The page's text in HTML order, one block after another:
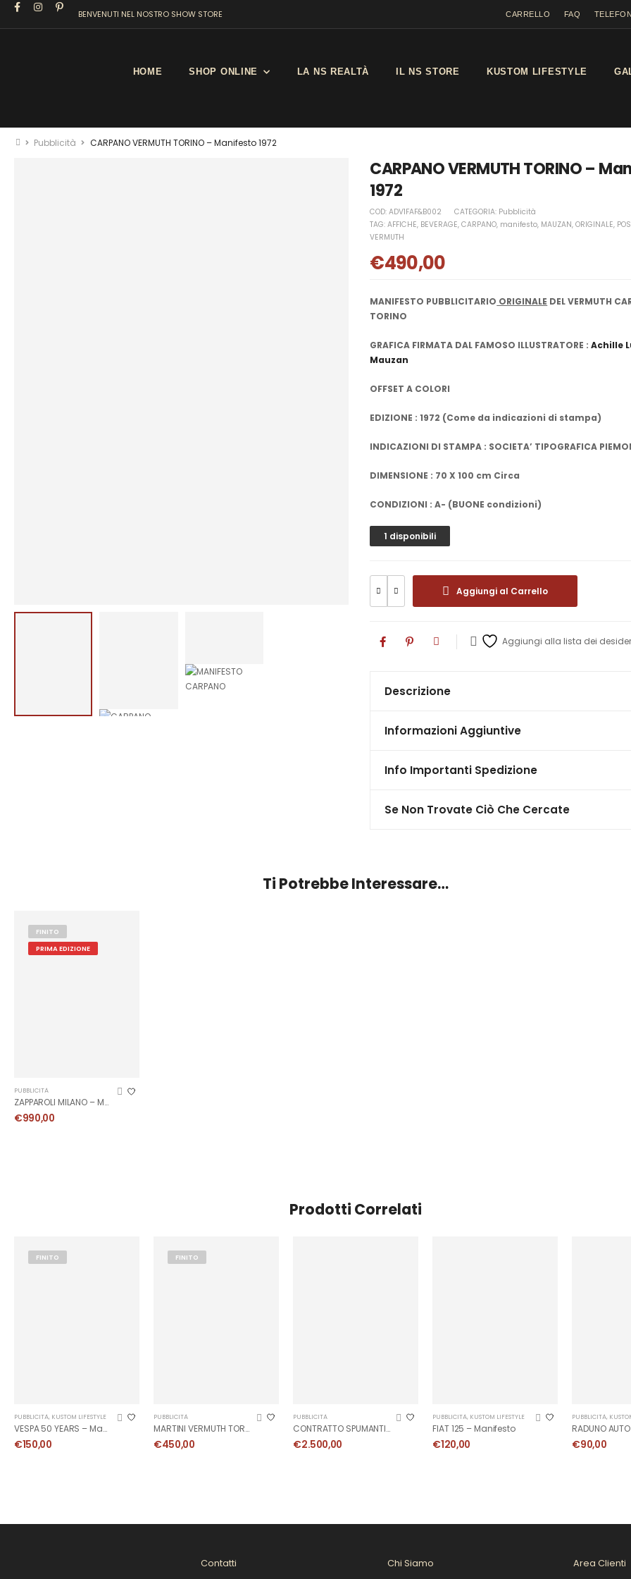
BENVENUTI NEL NOSTRO SHOW STORE CARRELLO FAQ
HOME SHOP ONLINE LA NS REALTÀ IL NS STORE KUSTOM LIFESTYLE
Pubblicità CARPANO VERMUTH TORINO – Manifesto 1972
CARPANO VERMUTH TORINO –
1972
COD:ADV1FAF&B002 CATEGORIA: Pubblicità
TAG:AFFICHE, BEVERAGE,CARPANO, manifesto, MAUZAN,ORIGINALE,
VERMUTH
€490,00
MANIFESTO PUBBLICITARIO ORIGINALE DEL VERMUTH
TORINO
GRAFICA FIRMATA DAL FAMOSO ILLUSTRATORE :Achille
Mauzan
OFFSET A COLORI
EDIZIONE : 1972 (Come da indicazioni di stampa)
INDICAZIONI DI STAMPA : SOCIETA’ TIPOGRAFICA
DIMENSIONE : 70 X 100 cm Circa
CONDIZIONI : A- (BUONE condizioni)
1 disponibili
Aggiungi al Carrello
Aggiungi alla lista dei
Descrizione
Informazioni Aggiuntive
Info Importanti Spedizione
Se Non Trovate Ciò Che Cercate
Ti Potrebbe Interessare…
FINITO
PRIMA EDIZIONE
PUBBLICITÀ
ZAPPAROLI MILANO – MANIFESTO 1952
€990,00
Prodotti Correlati
FINITO
PUBBLICITÀ, KUSTOM LIFESTYLE
VESPA 50 YEARS – Manifesto Originale
€150,00
FINITO
PUBBLICITÀ
MARTINI VERMUTH TORINO – Manifesto
€450,00
PUBBLICITÀ
CONTRATTO SPUMANTI – Manifesto Originale 1922
€2.500,00
PUBBLICITÀ, KUSTOM LIFESTYLE
FIAT 125 – Manifesto
€120,00
PUBBLICITÀ,
€90,00
Contatti Chi Siamo Area Clienti